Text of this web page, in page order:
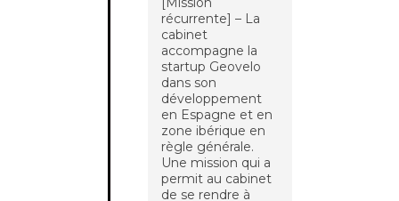
récurrente] – La
cabinet
accompagne la
startup Geovelo
dans son
développement
en Espagne et en
zone ibérique en
règle générale.
Une mission qui a
permit au cabinet
de se rendre à